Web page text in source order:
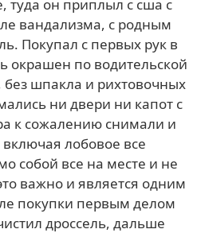
туда он приплыл с сша с
вандализма, с родным
Покупал с первых рук в
окрашен по водительской
без шпакла и рихтовочных
ни двери ни капот с
к сожалению снимали и
лобовое все
собой все на месте и не
важно и является одним
покупки первым делом
дроссель, дальше